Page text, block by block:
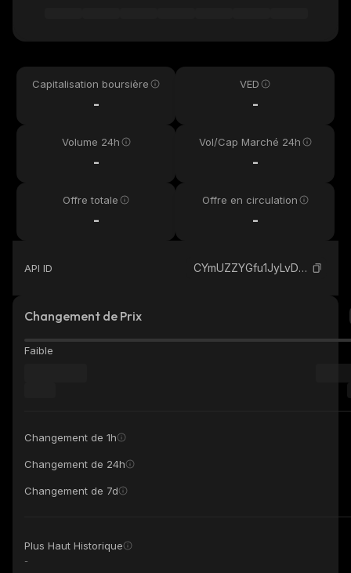
Capitalisation boursière
-
VED
-
Volume 24h
-
Vol/Cap Marché 24h
-
Offre totale
-
Offre en circulation
-
API ID CYmUZZYGfu1JyLvDzYJoVhwLNPd26TezLAhX75dSpump_solana
Changement de Prix
Faible
Changement de 1h
Changement de 24h
Changement de 7d
Plus Haut Historique
-